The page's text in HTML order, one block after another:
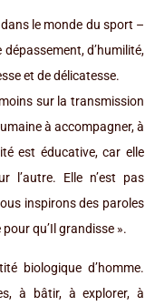
le monde du sport –
d’humilité,
et de délicatesse.
sur la transmission
à accompagner, à
est éducative, car elle
l’autre. Elle n’est pas
inspirons des paroles
qu’Il grandisse ».
biologique d’homme.
à bâtir, à explorer, à